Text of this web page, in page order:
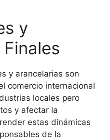
y
y arancelarias son
comercio internacional
locales pero
y afectar la
estas dinámicas
de la